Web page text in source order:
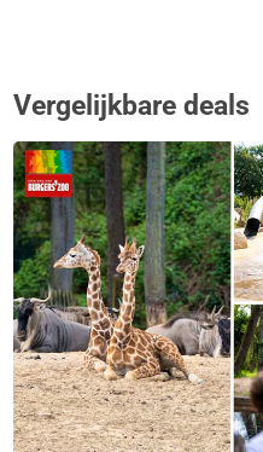
Vergelijkbare deals